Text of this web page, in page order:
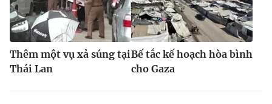
Thêm một vụ xả súng tại
Thái Lan
Bế tắc kế hoạch hòa bình
cho Gaza